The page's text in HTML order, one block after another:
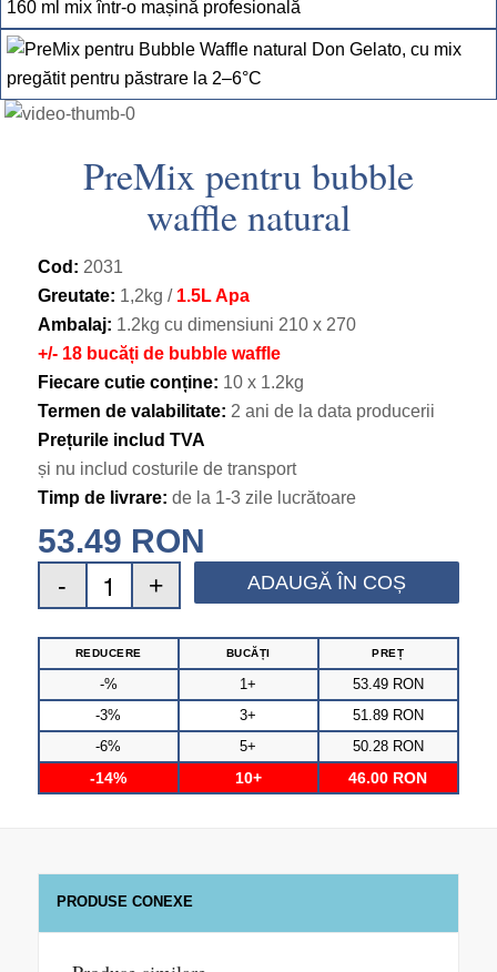
PreMix pentru bubble
waffle natural
Cod: 2031
Greutate: 1,2kg / 1.5L Apa
Ambalaj: 1.2kg cu dimensiuni 210 х 270
+/- 18 bucăți de bubble waffle
Fiecare cutie conține: 10 х 1.2kg
Termen de valabilitate: 2 ani de la data producerii
Prețurile includ TVA
și nu includ costurile de transport
Timp de livrare: de la 1-3 zile lucrătoare
53.49 RON
ADAUGĂ ÎN COȘ
REDUCERE BUCĂȚI PREȚ
-% 1+ 53.49 RON
-3%
3+ 51.89 RON
-6%
5+ 50.28 RON
-14% 10+ 46.00 RON
PRODUSE CONEXE